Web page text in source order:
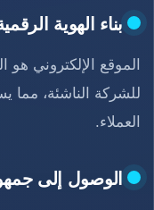
بناء الهوية
الموقع الإلكتروني هو
للشركة الناشئة، مما
العملاء.
الوصول إلى